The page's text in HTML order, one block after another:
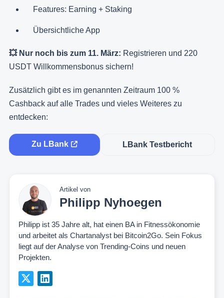
Features: Earning + Staking
Übersichtliche App
💥 Nur noch bis zum 11. März: Registrieren und 220
USDT Willkommensbonus sichern!
Zusätzlich gibt es im genannten Zeitraum 100 %
Cashback auf alle Trades und vieles Weiteres zu
entdecken:
Zu LBank LBank Testbericht
Artikel von
Philipp Nyhoegen
Philipp ist 35 Jahre alt, hat einen BA in Fitnessökonomie
und arbeitet als Chartanalyst bei Bitcoin2Go. Sein Fokus
liegt auf der Analyse von Trending-Coins und neuen
Projekten.